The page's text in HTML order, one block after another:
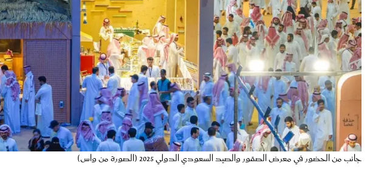
جانب من الحضور في معرض الصقور والصيد السعودي الدولي 2025 (الصورة من واس)